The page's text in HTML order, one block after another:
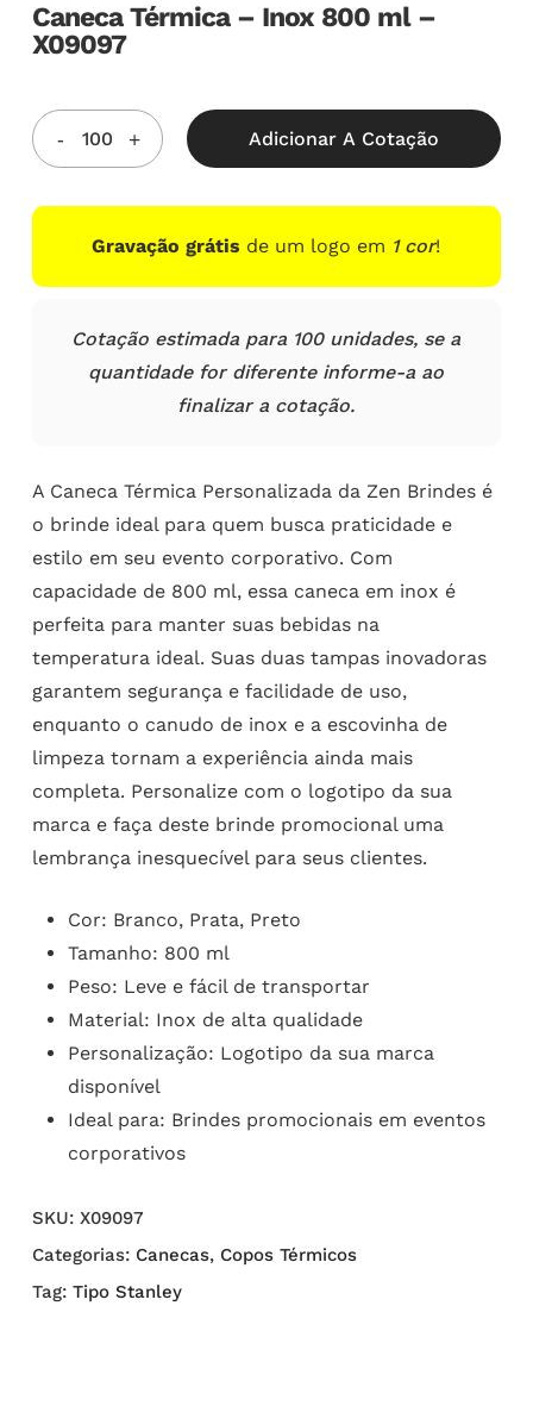
Caneca Térmica – Inox 800 ml –
X09097
Adicionar A Cotação
Gravação grátis de um logo em 1 cor!
Cotação estimada para 100 unidades, se a
quantidade for diferente informe-a ao
finalizar a cotação.
A Caneca Térmica Personalizada da Zen Brindes é
o brinde ideal para quem busca praticidade e
estilo em seu evento corporativo. Com
capacidade de 800 ml, essa caneca em inox é
perfeita para manter suas bebidas na
temperatura ideal. Suas duas tampas inovadoras
garantem segurança e facilidade de uso,
enquanto o canudo de inox e a escovinha de
limpeza tornam a experiência ainda mais
completa. Personalize com o logotipo da sua
marca e faça deste brinde promocional uma
lembrança inesquecível para seus clientes.
Cor: Branco, Prata, Preto
Tamanho: 800 ml
Peso: Leve e fácil de transportar
Material: Inox de alta qualidade
Personalização: Logotipo da sua marca
disponível
Ideal para: Brindes promocionais em eventos
corporativos
SKU: X09097
Categorias: Canecas, Copos Térmicos
Tag: Tipo Stanley